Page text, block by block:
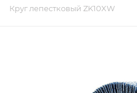
Круг лепестковый ZK10XW